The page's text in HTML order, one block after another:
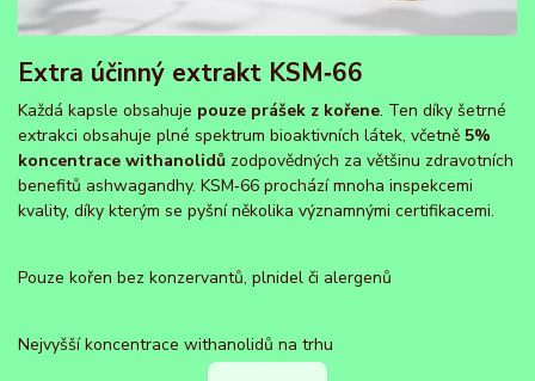
Extra účinný extrakt KSM‑66
Každá kapsle obsahuje pouze prášek z kořene. Ten díky šetrné
extrakci obsahuje plné spektrum bioaktivních látek, včetně 5%
koncentrace withanolidů zodpovědných za většinu zdravotních
benefitů ashwagandhy. KSM‑66 prochází mnoha inspekcemi
kvality, díky kterým se pyšní několika významnými certifikacemi.
Pouze kořen bez konzervantů, plnidel či alergenů
Nejvyšší koncentrace withanolidů na trhu